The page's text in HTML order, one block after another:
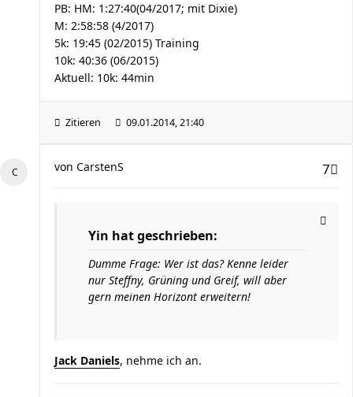
PB: HM: 1:27:40(04/2017; mit Dixie)
M: 2:58:58 (4/2017)
5k: 19:45 (02/2015) Training
10k: 40:36 (06/2015)
Aktuell: 10k: 44min
Zitieren 09.01.2014, 21:40
7
von CarstenS
Yin hat geschrieben:
Dumme Frage: Wer ist das? Kenne leider
nur Steffny, Grüning und Greif, will aber
gern meinen Horizont erweitern!
Jack Daniels, nehme ich an.